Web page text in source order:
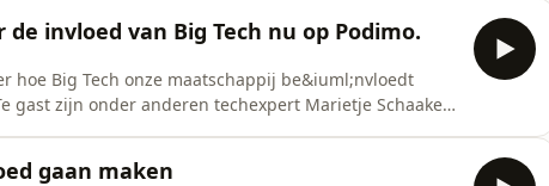
invloed van Big Tech nu op Podimo.
hoe Big Tech onze maatschappij be&iuml;nvloedt
gast zijn onder anderen techexpert Marietje Schaake
gaan maken